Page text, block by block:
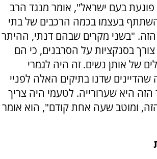
בעם ישראל", אומר מנגד הרב
בעצמו בכמה הרכבים של בתי
הזה. "בשני מקרים שבהם דנתי, ההיתר
בסנקציות על הסרבנים, כי הם
של אותן נשים. זה היה לגמרי
שדנו בתיקים האלה לפניי
היא שערורייה. לטעמי היה צריך
ומוטב שעה אחת קודם", הוא אומר